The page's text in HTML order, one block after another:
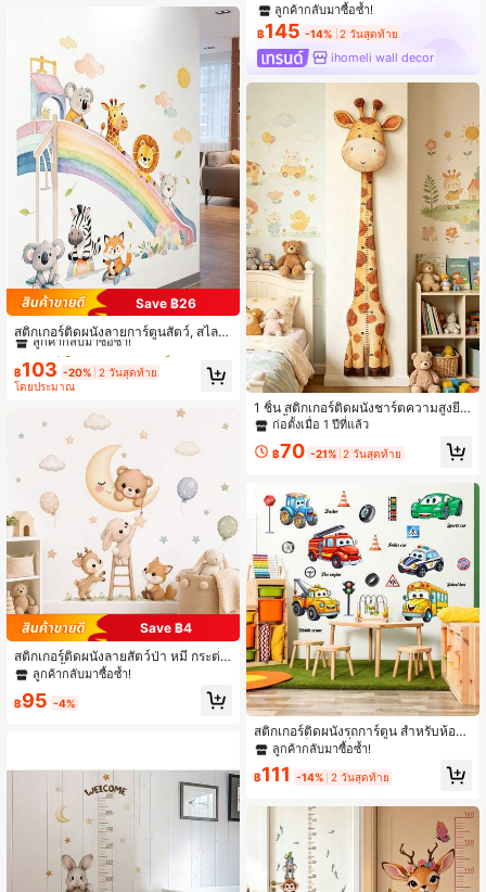
Save ฿26
สติกเกอร์ติดผนังลายการ์ตูนสัตว์, สไลเด
อร์สายรุ้ง, เมฆ, พระอาทิตย์, เหมาะสำห
รับห้องเด็ก, โรงเรียนอนุบาล, สติ๊กเกอร์ติ
ดผนังตกแต่งแบบมีกาวในตัว
#1 ขายดี ใน การตกแต่งห้องเด็กอ่อน
ลูกค้ากลับมาซื้อซ้ำ!
#1 ขายดี ใน การตกแต่งห้องเด็กอ่อน
ลูกค้ากลับมาซื้อซ้ำ!
#1 ขายดี ใน การตกแต่งห้องเด็กอ่อน
ลูกค้ากลับมาซื้อซ้ำ!
#1 ขายดี ใน การตกแต่งห้องเด็กอ่อน
฿103 -20% 2 วันสุดท้าย
โดยประมาณ
Save ฿4
สติกเกอร์ติดผนังลายสัตว์ป่า หมี กระต่า
ย กวาง จิ้งจอก พระจันทร์ ดาว เมฆ ลูกโ
ป่ง สำหรับห้องเด็กทารก สไตล์สีน้ำโบฮีเ
มียนโทนกลาง ของตกแต่งห้องเด็กแรกเ
ลูกค้ากลับมาซื้อซ้ำ!
฿95 -4%
ลูกค้ากลับมาซื้อซ้ำ!
฿145 -14% 2 วันสุดท้าย
ihomeli wall decor
1 ชิ้น สติกเกอร์ติดผนังชาร์ตความสูงยีร
าฟสีน้ำ, สติกเกอร์ไม้บรรทัดความสูงสัต
นังห้องเด็กสไตล์โบฮีเมียนที่เป็นกลาง
ก่อตั้งเมื่อ 1 ปีที่แล้ว
฿70 -21% 2 วันสุดท้าย
สติกเกอร์ติดผนังรถการ์ตูน สำหรับห้องน
อน ห้องเด็ก ห้องนั่งเล่น ตกแต่งผนังบ้าน
แบบติดเอง
ลูกค้ากลับมาซื้อซ้ำ!
฿111 -14% 2 วันสุดท้าย